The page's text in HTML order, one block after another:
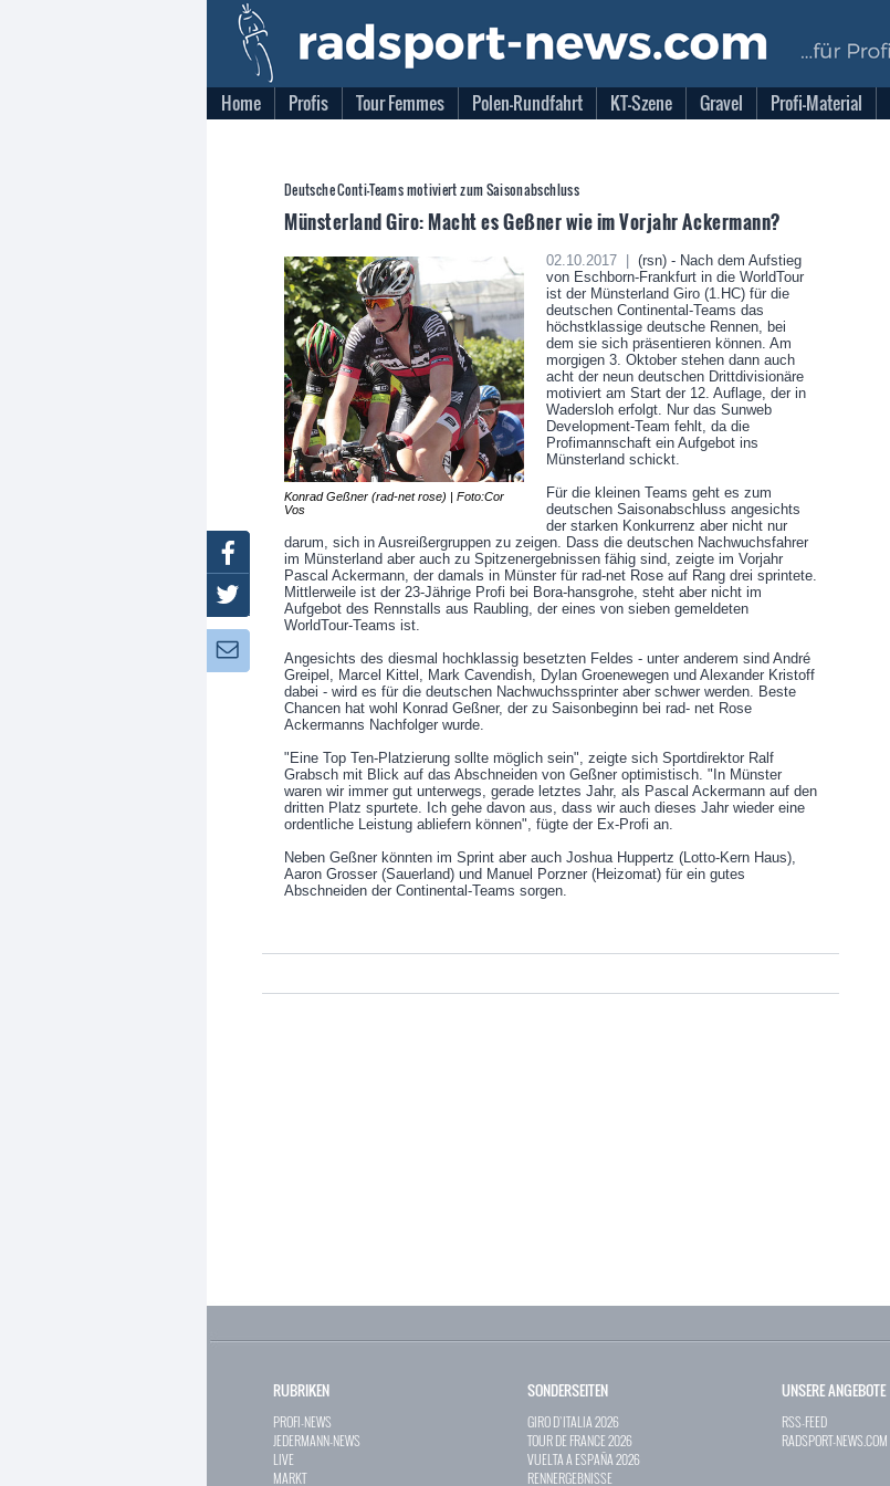
Home Profis Tour Femmes Polen-Rundfahrt KT-Szene Gravel Profi-Material
Deutsche Conti-Teams motiviert zum Saisonabschluss
Münsterland Giro: Macht es Geßner wie im Vorjahr Ackermann?
Konrad Geßner (rad-net rose) | Foto:Cor
Vos
02.10.2017 |
(rsn) - Nach dem Aufstieg
von Eschborn-Frankfurt in die WorldTour
ist der Münsterland Giro (1.HC) für die
deutschen Continental-Teams das
höchstklassige deutsche Rennen, bei
dem sie sich präsentieren können. Am
morgigen 3. Oktober stehen dann auch
acht der neun deutschen Drittdivisionäre
motiviert am Start der 12. Auflage, der in
Wadersloh erfolgt. Nur das Sunweb
Development-Team fehlt, da die
Profimannschaft ein Aufgebot ins
Münsterland schickt.
Für die kleinen Teams geht es zum
deutschen Saisonabschluss angesichts
der starken Konkurrenz aber nicht nur
darum, sich in Ausreißergruppen zu zeigen. Dass die deutschen Nachwuchsfahrer
im Münsterland aber auch zu Spitzenergebnissen fähig sind, zeigte im Vorjahr
Pascal Ackermann, der damals in Münster für rad-net Rose auf Rang drei sprintete.
Mittlerweile ist der 23-Jährige Profi bei Bora-hansgrohe, steht aber nicht im
Aufgebot des Rennstalls aus Raubling, der eines von sieben gemeldeten
WorldTour-Teams ist.
Angesichts des diesmal hochklassig besetzten Feldes - unter anderem sind André
Greipel, Marcel Kittel, Mark Cavendish, Dylan Groenewegen und Alexander Kristoff
dabei - wird es für die deutschen Nachwuchssprinter aber schwer werden. Beste
Chancen hat wohl Konrad Geßner, der zu Saisonbeginn bei rad- net Rose
Ackermanns Nachfolger wurde.
"Eine Top Ten-Platzierung sollte möglich sein", zeigte sich Sportdirektor Ralf
Grabsch mit Blick auf das Abschneiden von Geßner optimistisch. "In Münster
waren wir immer gut unterwegs, gerade letztes Jahr, als Pascal Ackermann auf den
dritten Platz spurtete. Ich gehe davon aus, dass wir auch dieses Jahr wieder eine
ordentliche Leistung abliefern können", fügte der Ex-Profi an.
Neben Geßner könnten im Sprint aber auch Joshua Huppertz (Lotto-Kern Haus),
Aaron Grosser (Sauerland) und Manuel Porzner (Heizomat) für ein gutes
Abschneiden der Continental-Teams sorgen.
Facebook
Twitter
Newsletter:
RUBRIKEN
PROFI-NEWS
JEDERMANN-NEWS
LIVE
MARKT
SONDERSEITEN
GIRO D`ITALIA 2026
TOUR DE FRANCE 2026
VUELTA A ESPAÑA 2026
RENNERGEBNISSE
UNSERE ANGEBOTE
RSS-FEED
RADSPORT-NEWS.COM